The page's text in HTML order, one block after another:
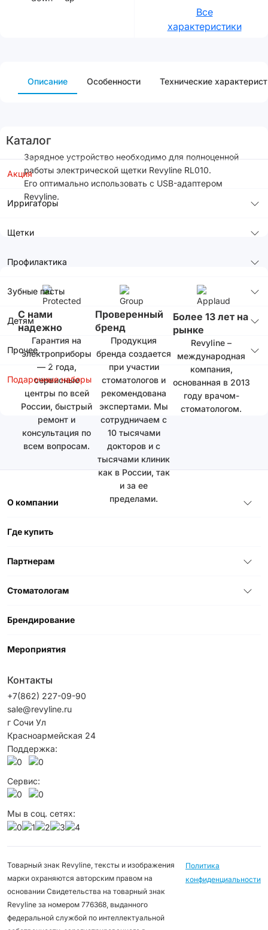
Каталог
Акция
Ирригаторы
Щетки
Профилактика
Зубные пасты
Детям
Прочее
Подарочные наборы
Все
характеристики
Описание Особенности Технические
Зарядное устройство необходимо для полноценной
работы электрической щетки Revyline RL010.
Его оптимально использовать с USB-адаптером
Revyline.
С нами
надежно
Гарантия на
электроприборы
— 2 года,
сервисные
центры по всей
России, быстрый
ремонт и
консультация по
всем вопросам.
Проверенный
бренд
Продукция
бренда создается
при участии
стоматологов и
рекомендована
экспертами. Мы
сотрудничаем с
10 тысячами
докторов и с
тысячами клиник
как в России, так
и за ее
пределами.
Более 13 лет на
рынке
Revyline –
международная
компания,
основанная в 2013
году врачом-
стоматологом.
О компании
Где купить
Партнерам
Стоматологам
Брендирование
Мероприятия
Контакты
+7(862) 227-09-90
sale@revyline.ru
г Сочи Ул
Красноармейская 24
Поддержка:
Сервис:
Мы в соц. сетях:
Товарный знак Revyline, тексты и изображения
марки охраняются авторским правом на
основании Свидетельства на товарный знак
Revyline за номером 776368, выданного
федеральной службой по интеллектуальной
Политика
конфиденциальности